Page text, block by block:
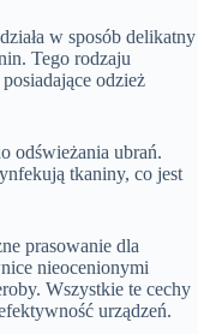
w sposób delikatny
Tego rodzaju
odzież
odświeżania ubrań.
tkaniny, co jest
prasowanie dla
nieocenionymi
Wszystkie te cechy
urządzeń.